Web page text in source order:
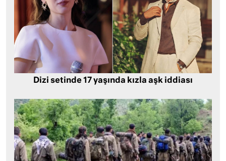
Dizi setinde 17 yaşında kızla aşk iddiası